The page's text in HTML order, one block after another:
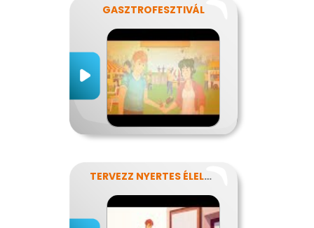
GASZTROFESZTIVÁL
TERVEZZ NYERTES ÉLELMISZER-CSOMAGOLÁST!